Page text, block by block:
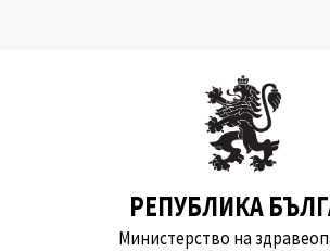
РЕПУБЛИКА
Министерство на